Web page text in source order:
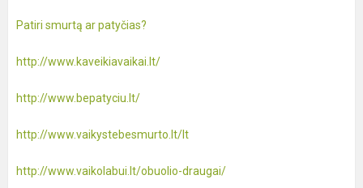
Patiri smurtą ar patyčias?
http://www.kaveikiavaikai.lt/
http://www.bepatyciu.lt/
http://www.vaikystebesmurto.lt/lt
http://www.vaikolabui.lt/obuolio-draugai/